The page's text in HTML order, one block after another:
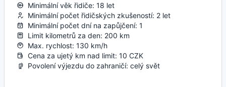
Minimální věk řidiče: 18 let
Minimální počet řidičských zkušeností: 2 let
Minimální počet dní na zapůjčení: 1
Limit kilometrů za den: 200 km
Max. rychlost: 130 km/h
Cena za ujetý km nad limit: 10 CZK
Povolení výjezdu do zahraničí: celý svět